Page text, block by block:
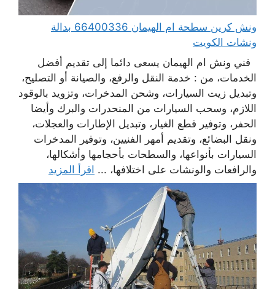
ونش كرين سطحة ام الهيمان 66400336 بدالة
ونشات الكويت
فني ونش ام الهيمان يسعى دائما إلى تقديم أفضل
الخدمات، من : خدمة النقل والرفع، والصيانة أو التصليح،
وتبديل زيت السيارات، وشحن المدخرات، وتزويد بالوقود
اللازم، وسحب السيارات من المنحدرات والبرك وأيضا
الحفر، وتوفير قطع الغيار، وتبديل الإطارات والعجلات،
ونقل البضائع، وتقديم أمهر الفنيين، وتوفير المدخرات
السيارات بأنواعها، والسطحات بأحجامها وأشكالها،
والرافعات والونشات على اختلافها، ... اقرأ المزيد